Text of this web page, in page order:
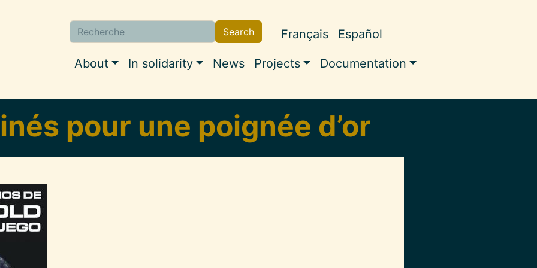
Navigation principale
About In solidarity News Projects Documentation
Search Search Français Español
pour une poignée d’or